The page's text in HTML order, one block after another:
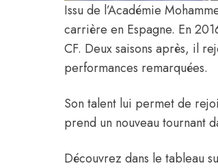
Issu de l’Académie
carrière en Espagne. En
CF. Deux saisons après, il
performances remarquées.
Son talent lui permet de
prend un nouveau tournant
Découvrez dans le tableau